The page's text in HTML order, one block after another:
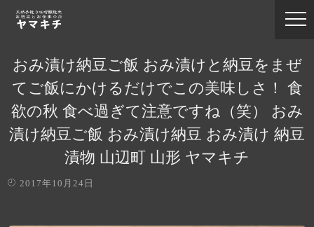
おみ漬け納豆ご飯 おみ漬けと納豆をまぜ
てご飯にかけるだけでこの美味しさ！ 食
欲の秋 食べ過ぎて注意ですね（笑） おみ
漬け納豆ご飯 おみ漬け納豆 おみ漬け 納豆
漬物 山辺町 山形 ヤマキチ
2017年10月24日